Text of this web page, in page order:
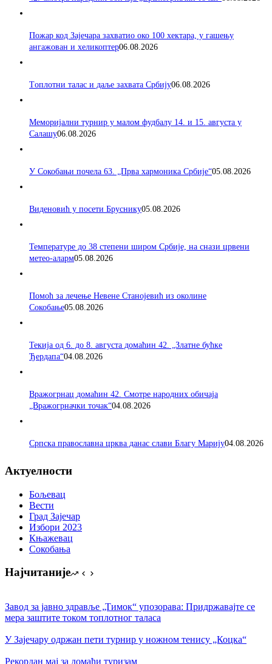
Пожар код Зајечара захватио око 100 хектара, у гашењу
ангажован и хеликоптер06.08.2026
Tоплотни талас и даље захвата Србију06.08.2026
Меморијални турнир у малом фудбалу 14. и 15. августа у
Салашу06.08.2026
У Сокобањи почела 63. „Прва хармоника Србије“05.08.2026
Виденовић у посети Бруснику05.08.2026
Температуре до 38 степени широм Србије, на снази црвени
метео-аларм05.08.2026
Помоћ за лечење Невене Станојевић из околине
Сокобање05.08.2026
Текија од 6. до 8. августа домаћин 42. „Златне бућке
Ђердапа“04.08.2026
Вражогрнац домаћин 42. Смотре народних обичаја
„Вражогрначки точак“04.08.2026
Српска православна црква данас слави Благу Марију04.08.2026
Актуелности
Бољевац
Вести
Град Зајечар
Избори 2023
Књажевац
Сокобања
Најчитаније
Завод за јавно здравље „Тимок“ упозорава: Придржавајте се
мера заштите током топлотног таласа
У Зајечару одржан пети турнир у ножном тенису „Коцка“
Рекордан мај за домаћи туризам